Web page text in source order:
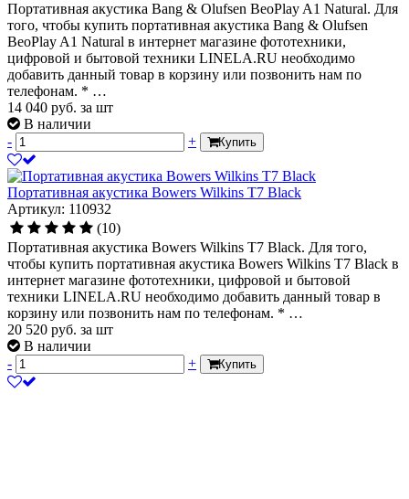
Портативная акустика Bang & Olufsen BeoPlay A1 Natural. Для
того, чтобы купить портативная акустика Bang & Olufsen
BeoPlay A1 Natural в интернет магазине фототехники,
цифровой и бытовой техники LINELA.RU необходимо
добавить данный товар в корзину или позвонить нам по
телефонам. * …
14 040 руб. за шт
В наличии
-
+ Купить
Портативная акустика Bowers Wilkins T7 Black
Артикул: 110932
(10)
Портативная акустика Bowers Wilkins T7 Black. Для того,
чтобы купить портативная акустика Bowers Wilkins T7 Black в
интернет магазине фототехники, цифровой и бытовой
техники LINELA.RU необходимо добавить данный товар в
корзину или позвонить нам по телефонам. * …
20 520 руб. за шт
В наличии
-
+ Купить